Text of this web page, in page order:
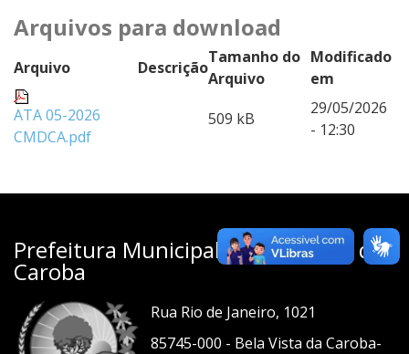
Arquivos para download
Arquivo Descrição
Tamanho do
Arquivo
Modificado
em
ATA 05-2026
CMDCA.pdf
509 kB
29/05/2026
- 12:30
Prefeitura Municipal de Bela Vista da
Caroba
Rua Rio de Janeiro, 1021
85745-000 - Bela Vista da Caroba-